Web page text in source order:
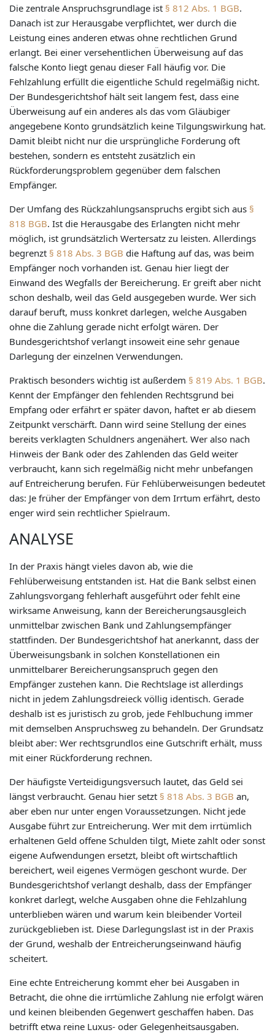
Die zentrale Anspruchsgrundlage ist § 812 Abs. 1 BGB.
Danach ist zur Herausgabe verpflichtet, wer durch die
Leistung eines anderen etwas ohne rechtlichen Grund
erlangt. Bei einer versehentlichen Überweisung auf das
falsche Konto liegt genau dieser Fall häufig vor. Die
Fehlzahlung erfüllt die eigentliche Schuld regelmäßig nicht.
Der Bundesgerichtshof hält seit langem fest, dass eine
Überweisung auf ein anderes als das vom Gläubiger
angegebene Konto grundsätzlich keine Tilgungswirkung hat.
Damit bleibt nicht nur die ursprüngliche Forderung oft
bestehen, sondern es entsteht zusätzlich ein
Rückforderungsproblem gegenüber dem falschen
Empfänger.
Der Umfang des Rückzahlungsanspruchs ergibt sich aus §
818 BGB. Ist die Herausgabe des Erlangten nicht mehr
möglich, ist grundsätzlich Wertersatz zu leisten. Allerdings
begrenzt § 818 Abs. 3 BGB die Haftung auf das, was beim
Empfänger noch vorhanden ist. Genau hier liegt der
Einwand des Wegfalls der Bereicherung. Er greift aber nicht
schon deshalb, weil das Geld ausgegeben wurde. Wer sich
darauf beruft, muss konkret darlegen, welche Ausgaben
ohne die Zahlung gerade nicht erfolgt wären. Der
Bundesgerichtshof verlangt insoweit eine sehr genaue
Darlegung der einzelnen Verwendungen.
Praktisch besonders wichtig ist außerdem § 819 Abs. 1 BGB.
Kennt der Empfänger den fehlenden Rechtsgrund bei
Empfang oder erfährt er später davon, haftet er ab diesem
Zeitpunkt verschärft. Dann wird seine Stellung der eines
bereits verklagten Schuldners angenähert. Wer also nach
Hinweis der Bank oder des Zahlenden das Geld weiter
verbraucht, kann sich regelmäßig nicht mehr unbefangen
auf Entreicherung berufen. Für Fehlüberweisungen bedeutet
das: Je früher der Empfänger von dem Irrtum erfährt, desto
enger wird sein rechtlicher Spielraum.
ANALYSE
In der Praxis hängt vieles davon ab, wie die
Fehlüberweisung entstanden ist. Hat die Bank selbst einen
Zahlungsvorgang fehlerhaft ausgeführt oder fehlt eine
wirksame Anweisung, kann der Bereicherungsausgleich
unmittelbar zwischen Bank und Zahlungsempfänger
stattfinden. Der Bundesgerichtshof hat anerkannt, dass der
Überweisungsbank in solchen Konstellationen ein
unmittelbarer Bereicherungsanspruch gegen den
Empfänger zustehen kann. Die Rechtslage ist allerdings
nicht in jedem Zahlungsdreieck völlig identisch. Gerade
deshalb ist es juristisch zu grob, jede Fehlbuchung immer
mit demselben Anspruchsweg zu behandeln. Der Grundsatz
bleibt aber: Wer rechtsgrundlos eine Gutschrift erhält, muss
mit einer Rückforderung rechnen.
Der häufigste Verteidigungsversuch lautet, das Geld sei
längst verbraucht. Genau hier setzt § 818 Abs. 3 BGB an,
aber eben nur unter engen Voraussetzungen. Nicht jede
Ausgabe führt zur Entreicherung. Wer mit dem irrtümlich
erhaltenen Geld offene Schulden tilgt, Miete zahlt oder sonst
eigene Aufwendungen ersetzt, bleibt oft wirtschaftlich
bereichert, weil eigenes Vermögen geschont wurde. Der
Bundesgerichtshof verlangt deshalb, dass der Empfänger
konkret darlegt, welche Ausgaben ohne die Fehlzahlung
unterblieben wären und warum kein bleibender Vorteil
zurückgeblieben ist. Diese Darlegungslast ist in der Praxis
der Grund, weshalb der Entreicherungseinwand häufig
scheitert.
Eine echte Entreicherung kommt eher bei Ausgaben in
Betracht, die ohne die irrtümliche Zahlung nie erfolgt wären
und keinen bleibenden Gegenwert geschaffen haben. Das
betrifft etwa reine Luxus- oder Gelegenheitsausgaben.